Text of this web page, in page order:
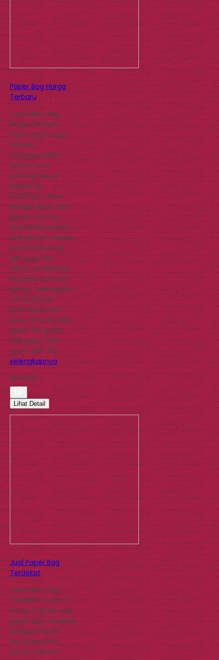
Paper Bag Harga
Terbaru
Jual Paper Bag
Harga Terbaru
Paper bag harga
terbaru
menggunakan
bahan ivory
printing sesuai
desain Rp.
5.000/pcs. Free
design! Anda bisa
pesan custom
sesuai kebutuhan,
baik ukuran, desain,
jenis laminating,
dan quantity.
Pilihan laminating
tersedia doff dan
glossy. Sedangkan
untuk pilihan
gramasi kertas
ivory tersedia; 190
gram, 210 gram,
230 gram, 260
gram, dan 310…
selengkapnya
Rp 5.000
Lihat Detail
Jual Paper Bag
Terdekat
Jual Paper Bag
Terdekat Custom
Harga Terbaik Jual
paper bag terdekat
dengan bahan
bervariasi bisa
pesan custom